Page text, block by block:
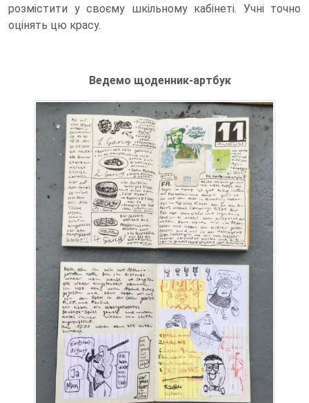
розмістити у своєму шкільному кабінеті. Учні точно
оцінять цю красу.
Ведемо щоденник-артбук